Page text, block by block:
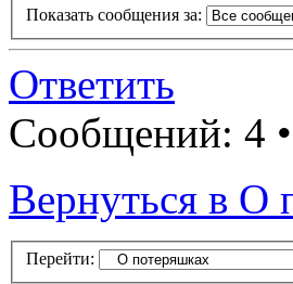
Показать сообщения за:
Ответить
Сообщений: 4
Вернуться в О
Перейти: